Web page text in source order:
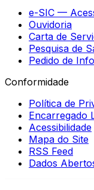
e-SIC —
Ouvidoria
Carta de
Pesquisa de
Pedido de
Conformidade
Política de
Encarregado
Acessibilidade
Mapa do Site
RSS Feed
Dados